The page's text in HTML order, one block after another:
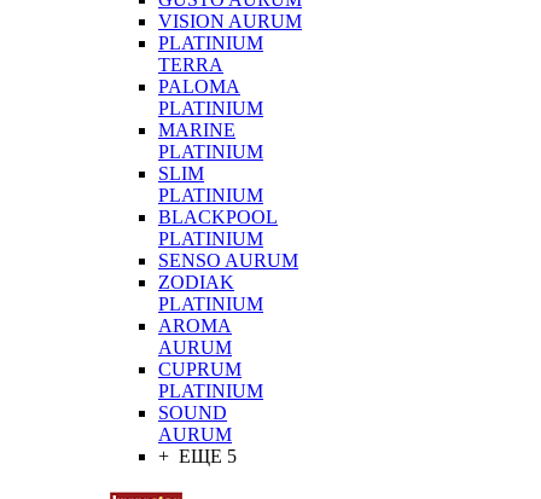
VISION AURUM
PLATINIUM
TERRA
PALOMA
PLATINIUM
MARINE
PLATINIUM
SLIM
PLATINIUM
BLACKPOOL
PLATINIUM
SENSO AURUM
ZODIAK
PLATINIUM
AROMA
AURUM
CUPRUM
PLATINIUM
SOUND
AURUM
+ ЕЩЕ 5